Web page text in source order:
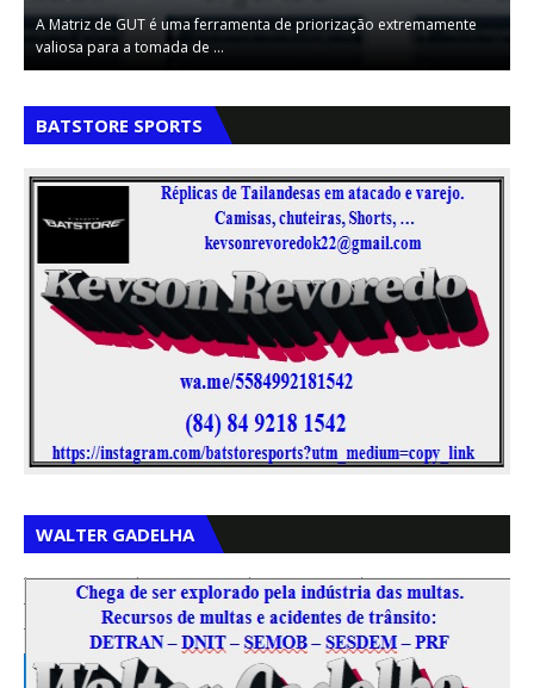
A Matriz de GUT é uma ferramenta de priorização extremamente
valiosa para a tomada de …
BATSTORE SPORTS
WALTER GADELHA